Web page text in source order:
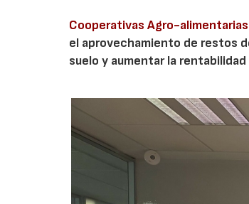
Cooperativas Agro-
el aprovechamiento de restos
suelo y aumentar la